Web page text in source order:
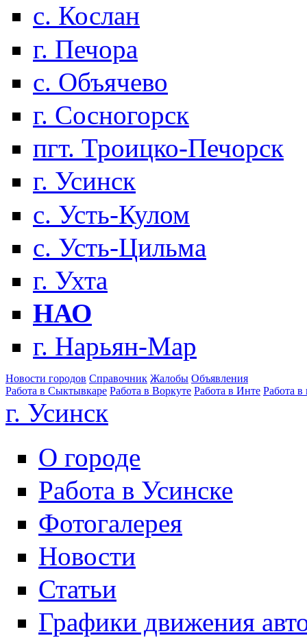
с. Кослан
г. Печора
с. Объячево
г. Сосногорск
пгт. Троицко-Печорск
г. Усинск
с. Усть-Кулом
с. Усть-Цильма
г. Ухта
НАО
г. Нарьян-Мар
Новости городов Справочник Жалобы Объявления
Работа в Сыктывкаре Работа в Воркуте Работа в Инте Работа в
г. Усинск
О городе
Работа в Усинске
Фотогалерея
Новости
Статьи
Графики движения